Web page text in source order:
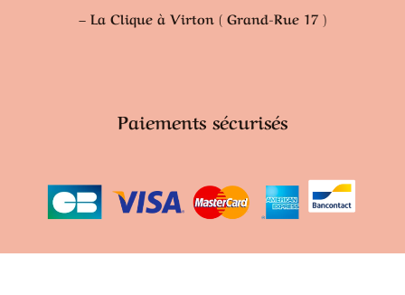
– La Clique à Virton ( Grand-Rue 17 )
Paiements sécurisés